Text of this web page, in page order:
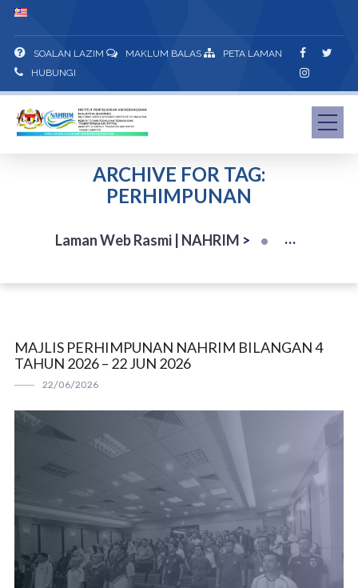
SOALAN LAZIM MAKLUM BALAS
PETA LAMAN
HUBUNGI
ARCHIVE FOR TAG:
PERHIMPUNAN
Laman Web Rasmi | NAHRIM >
MAJLIS PERHIMPUNAN NAHRIM BILANGAN 4
TAHUN 2026 – 22 JUN 2026
22/06/2026